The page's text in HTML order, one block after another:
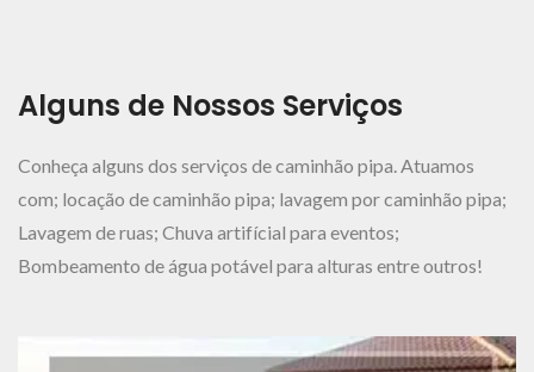
Alguns de Nossos Serviços
Conheça alguns dos serviços de caminhão pipa. Atuamos
com; locação de caminhão pipa; lavagem por caminhão pipa;
Lavagem de ruas; Chuva artifícial para eventos;
Bombeamento de água potável para alturas entre outros!